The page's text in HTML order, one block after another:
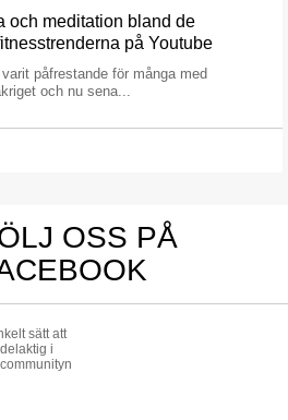
och meditation bland de
på Youtube
påfrestande för många med
och nu sena...
OSS PÅ
sätt att
i